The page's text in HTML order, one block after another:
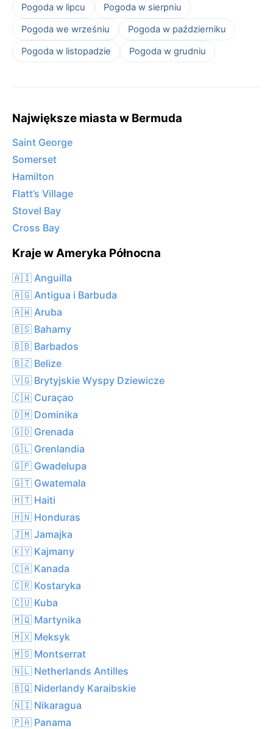
Pogoda w lipcu
Pogoda w sierpniu
Pogoda we wrześniu
Pogoda w październiku
Pogoda w listopadzie
Pogoda w grudniu
Największe miasta w Bermuda
Saint George
Somerset
Hamilton
Flatt’s Village
Stovel Bay
Cross Bay
Kraje w Ameryka Północna
🇦🇮 Anguilla
🇦🇬 Antigua i Barbuda
🇦🇼 Aruba
🇧🇸 Bahamy
🇧🇧 Barbados
🇧🇿 Belize
🇻🇬 Brytyjskie Wyspy Dziewicze
🇨🇼 Curaçao
🇩🇲 Dominika
🇬🇩 Grenada
🇬🇱 Grenlandia
🇬🇵 Gwadelupa
🇬🇹 Gwatemala
🇭🇹 Haiti
🇭🇳 Honduras
🇯🇲 Jamajka
🇰🇾 Kajmany
🇨🇦 Kanada
🇨🇷 Kostaryka
🇨🇺 Kuba
🇲🇶 Martynika
🇲🇽 Meksyk
🇲🇸 Montserrat
🇳🇱 Netherlands Antilles
🇧🇶 Niderlandy Karaibskie
🇳🇮 Nikaragua
🇵🇦 Panama